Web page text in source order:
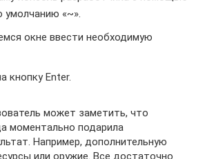
умолчанию «~».
окне ввести необходимую
кнопку Enter.
может заметить, что
моментально подарила
Например, дополнительную
или оружие. Все достаточно